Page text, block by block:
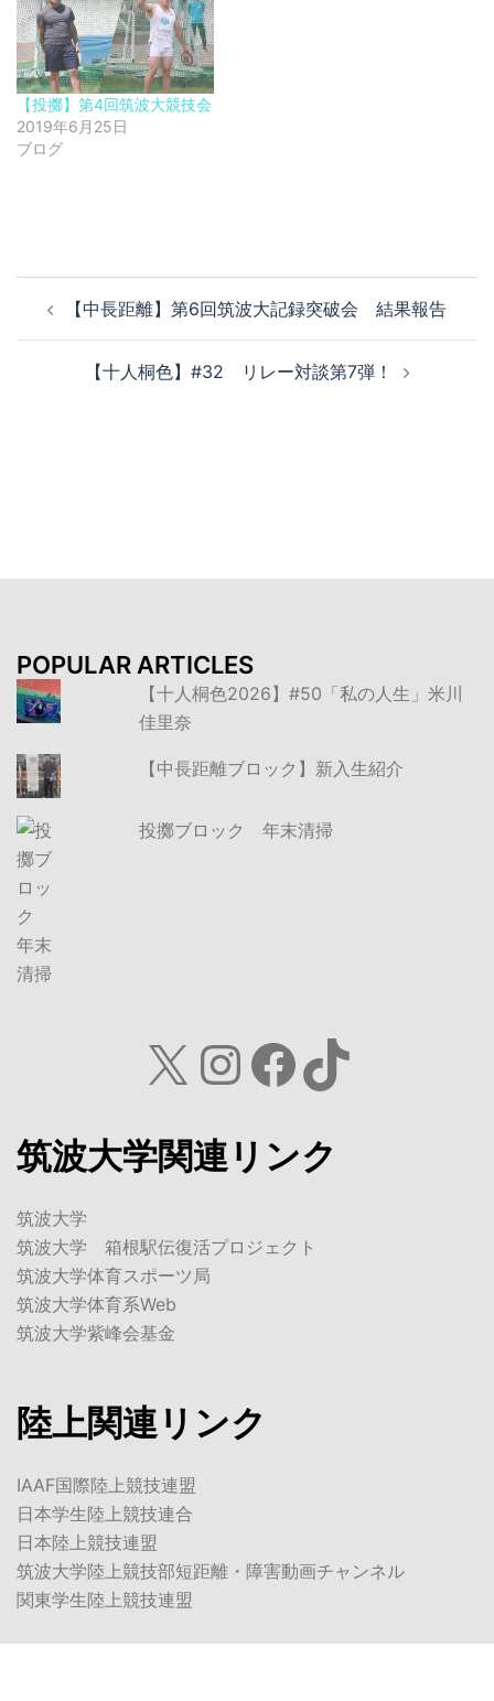
【投擲】第4回筑波大競技会
2019年6月25日
ブログ
【中長距離】第6回筑波大記録突破会 結果報告
【十人桐色】#32 リレー対談第7弾！
POPULAR ARTICLES
【十人桐色2026】#50「私の人生」米川
佳里奈
【中長距離ブロック】新入生紹介
投擲ブロック 年末清掃
X Instagram
Facebook
TikTok
筑波大学関連リンク
筑波大学
筑波大学 箱根駅伝復活プロジェクト
筑波大学体育スポーツ局
筑波大学体育系Web
筑波大学紫峰会基金
陸上関連リンク
IAAF国際陸上競技連盟
日本学生陸上競技連合
日本陸上競技連盟
筑波大学陸上競技部短距離・障害動画チャンネル
関東学生陸上競技連盟